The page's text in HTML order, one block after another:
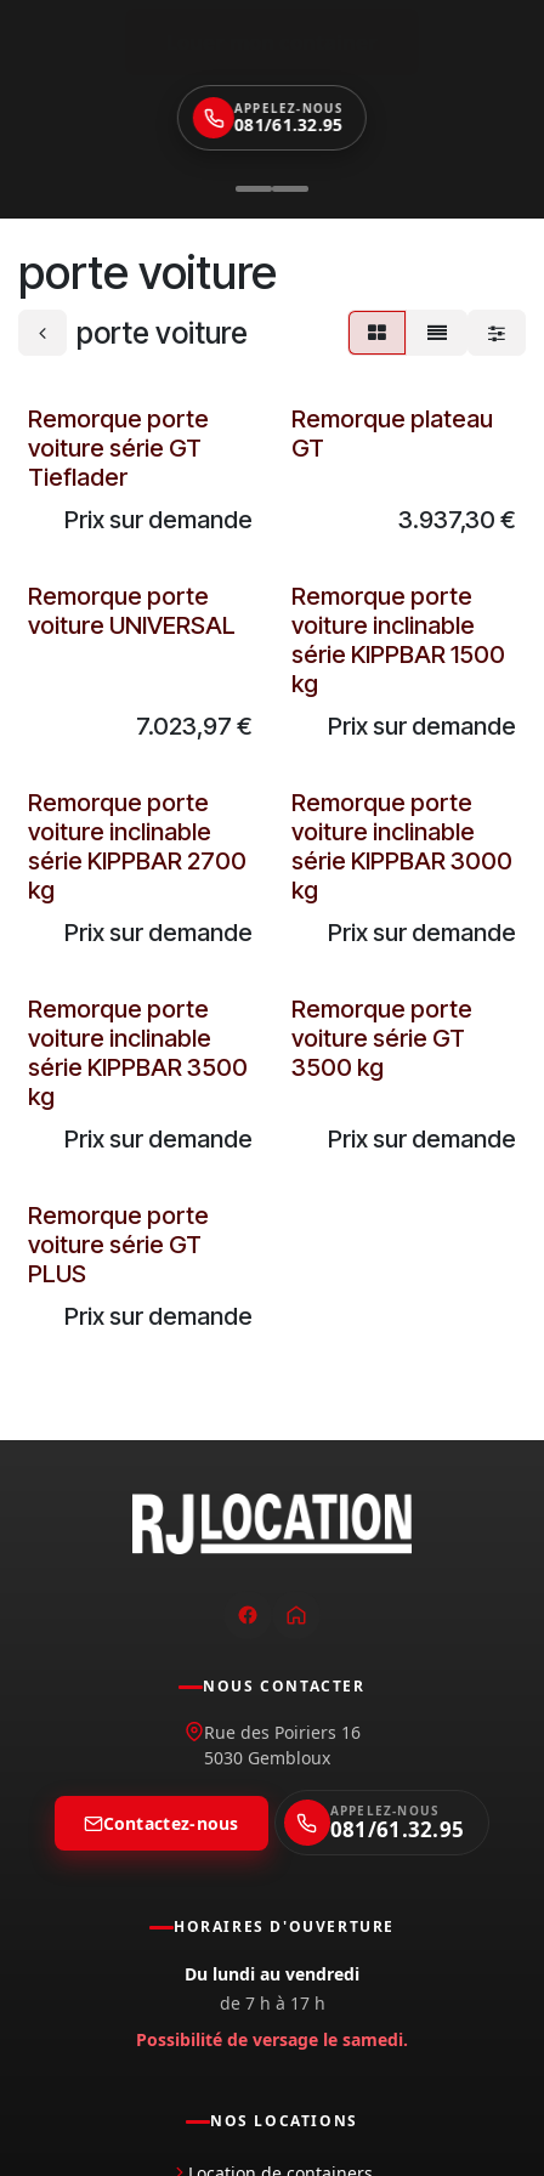
APPELEZ-NOUS
081/61.32.95
porte voiture
porte voiture
Remorque porte
voiture série GT
Tieflader
Prix sur demande
Remorque plateau
GT
3.937,30 €
Remorque porte
voiture UNIVERSAL
7.023,97 €
Remorque porte
voiture inclinable
série KIPPBAR 1500
kg
Prix sur demande
Remorque porte
voiture inclinable
série KIPPBAR 2700
kg
Prix sur demande
Remorque porte
voiture inclinable
série KIPPBAR 3000
kg
Prix sur demande
Remorque porte
voiture inclinable
série KIPPBAR 3500
kg
Prix sur demande
Remorque porte
voiture série GT
3500 kg
Prix sur demande
Remorque porte
voiture série GT
PLUS
Prix sur demande
NOS LOCATIONS
HORAIRES D'OUVERTURE
Du lundi au vendredi
de 7 h à 17 h
Possibilité de versage le samedi.
NOUS CONTACTER
Rue des Poiriers 16
5030 Gembloux
Contactez-nous
APPELEZ-NOUS
081/61.32.95